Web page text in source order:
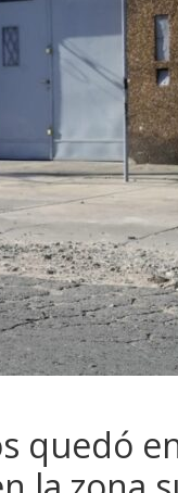
quedó